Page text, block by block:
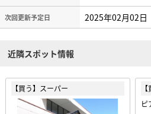
次回更新予定日 2025年02月02日
近隣スポット情報
【買う】スーパー
ピ